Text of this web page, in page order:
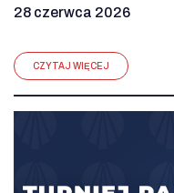
28 czerwca 2026
CZYTAJ WIĘCEJ